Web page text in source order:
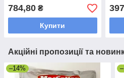
784,80 ₴
Купити
Акційні пропозиції та
–14%